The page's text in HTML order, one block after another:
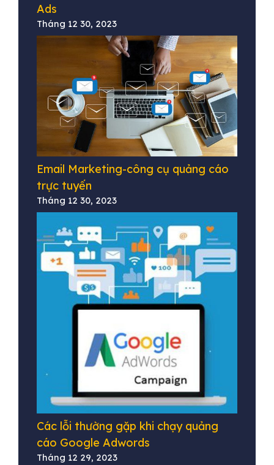
Ads
Tháng 12 30, 2023
Email Marketing-công cụ quảng cáo
trực tuyến
Tháng 12 30, 2023
Các lỗi thường gặp khi chạy quảng
cáo Google Adwords
Tháng 12 29, 2023